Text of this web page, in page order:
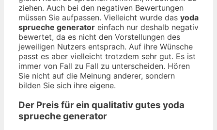
ziehen. Auch bei den negativen Bewertungen
müssen Sie aufpassen. Vielleicht wurde das yoda
sprueche generator einfach nur deshalb negativ
bewertet, da es nicht den Vorstellungen des
jeweiligen Nutzers entsprach. Auf ihre Wünsche
passt es aber vielleicht trotzdem sehr gut. Es ist
immer von Fall zu Fall zu unterscheiden. Hören
Sie nicht auf die Meinung anderer, sondern
bilden Sie sich ihre eigene.
Der Preis für ein qualitativ gutes yoda
sprueche generator